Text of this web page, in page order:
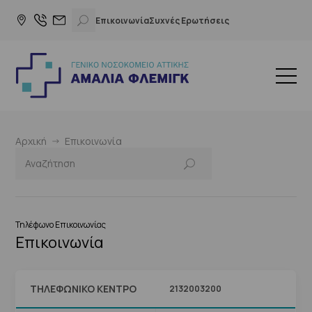
ΕπικοινωνίαΣυχνές Ερωτήσεις
Αρχική Επικοινωνία
Τηλέφωνο Επικοινωνίας
Επικοινωνία
ΤΗΛΕΦΩΝΙΚΌ ΚΈΝΤΡΟ 2132003200